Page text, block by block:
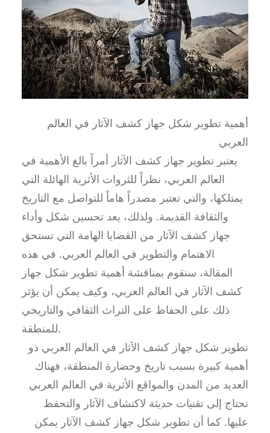
أهمية تطوير شكل جهاز كشف الآثار في العالم
العربي
يعتبر تطوير جهاز كشف الآثار أمراً بالغ الأهمية في
العالم العربي، نظراً للثروات الأثرية الهائلة التي
يمتلكها، والتي تعتبر مصدراً هاماً للتواصل مع التاريخ
والثقافة القديمة. ولذلك، يعد تحسين شكل وأداء
جهاز كشف الآثار من القضايا الهامة التي تستحق
الاهتمام والتطوير في العالم العربي. في هذه
المقالة، سنقوم بمناقشة أهمية تطوير شكل جهاز
كشف الآثار في العالم العربي، وكيف يمكن أن يؤثر
ذلك على الحفاظ على التراث الثقافي والتاريخي
للمنطقة.
تطوير شكل جهاز كشف الآثار في العالم العربي ذو
أهمية كبيرة بسبب تاريخ وحضارة المنطقة، فهناك
العديد من المدن والمواقع الأثرية في العالم العربي
تحتاج إلى تقنيات حديثة لاكتشاف الآثار والتحفظ
عليها. كما أن تطوير شكل جهاز كشف الآثار يمكن